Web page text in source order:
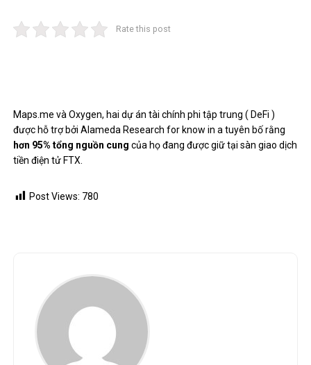
Rate this post
Maps.me và Oxygen, hai dự án tài chính phi tập trung ( DeFi )
được hỗ trợ bởi Alameda Researchfor know in a tuyên bốrằng
hơn 95% tổng nguồn cung của họ đang được giữ tại sàn giao dịch
tiền điện tử FTX.
Post Views: 780